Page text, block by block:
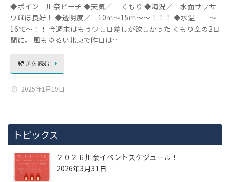
◆ポイン 川奈ビーチ ◆天気／ くもり ◆海況／ 水面サワサ
ワほぼ良好！ ◆透明度／ 10ｍ～15ｍ～～！！！ ◆水温 ～
16℃～！！ 今週末はもう少し日差しが欲しかった くもり空の2日
間に。 風もゆるい北東で昨日は…
続きを読む
2025年1月19日
トピックス
２０２６川奈イベントスケジュール！
2026年3月31日